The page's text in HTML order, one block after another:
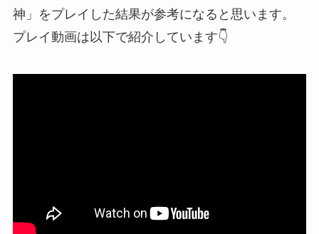
神」をプレイした結果が参考になると思います。
プレイ動画は以下で紹介しています👇️